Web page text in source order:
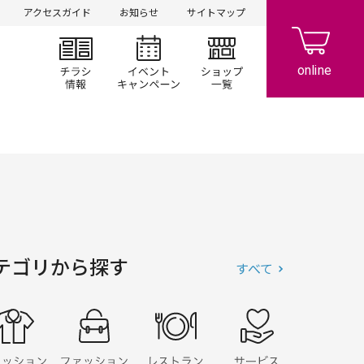
アクセスガイド お知らせ サイトマップ
チラシ情報 イベント/キャンペーン
ショップ一覧
ゴリから探す
ファッション ファッショングッズレストラン・フード
すべて